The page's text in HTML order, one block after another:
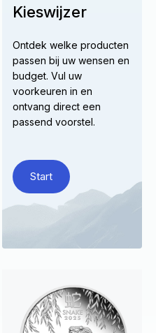
Kieswijzer
Ontdek welke producten
passen bij uw wensen en
budget. Vul uw
voorkeuren in en
ontvang direct een
passend voorstel.
Start